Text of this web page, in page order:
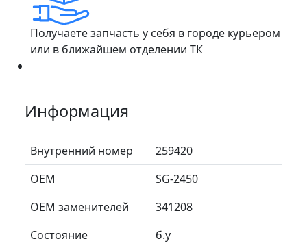
Получаете запчасть у себя в городе курьером
или в ближайшем отделении ТК
Информация
Внутренний номер
259420
ОЕМ
SG-2450
ОЕМ заменителей
341208
Состояние
б.у